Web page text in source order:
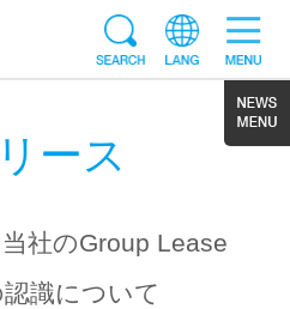
ース
当社のGroup Lease
識について